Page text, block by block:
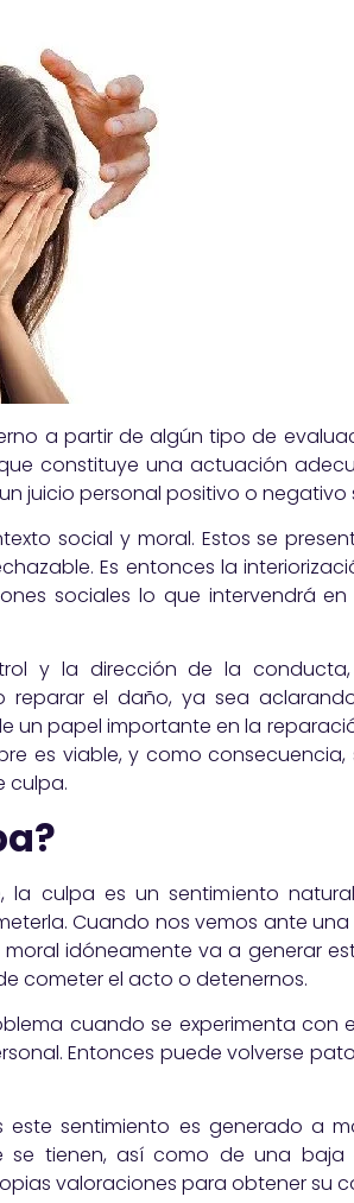
a partir de algún tipo de
constituye una actuación
juicio personal positivo o
social y moral. Estos se
Es entonces la
sociales lo que intervendrá
y la dirección de la
reparar el daño, ya sea
un papel importante en la
es viable, y como
culpa.
la culpa es un sentimiento
Cuando nos vemos ante
idóneamente va a generar
cometer el acto o detenernos.
cuando se experimenta con
Entonces puede volverse
sentimiento es generado a
se tienen, así como de una baja
valoraciones para obtener su